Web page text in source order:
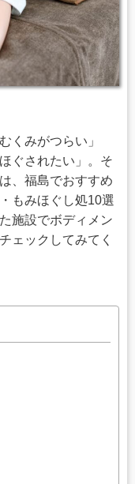
くみがつらい」
ぐされたい」。そ
、福島でおすすめ
もみほぐし処10選
施設でボディメン
ェックしてみてく